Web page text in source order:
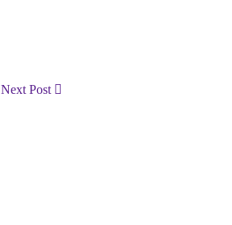
Next Post